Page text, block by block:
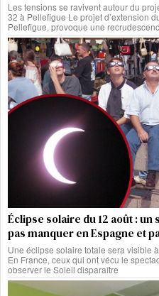
Les tensions se ravivent autour du
32 à Pellefigue Le projet d’extension
Pellefigue, provoque une
Éclipse solaire du 12 août :
pas manquer en Espagne et
Une éclipse solaire totale sera visible
En France, ceux qui ont vécu le
observer le Soleil disparaître